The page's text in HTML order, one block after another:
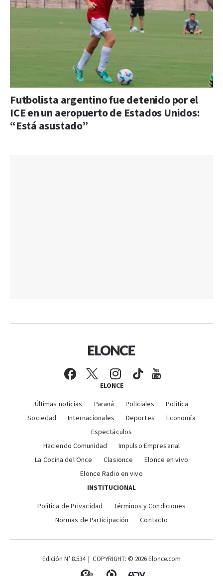
Futbolista argentino fue detenido por el
ICE en un aeropuerto de Estados Unidos:
“Está asustado”
ELONCE
Últimas noticias Paraná Policiales
Política
Sociedad
Internacionales Deportes
Economía
Espectáculos
Haciendo Comunidad
Impulso Empresarial
La Cocina del Once
Clasionce
Elonce en vivo
Elonce Radio en vivo
INSTITUCIONAL
Política de Privacidad
Términos y Condiciones
Normas de Participación
Contacto
Edición N° 8.534 | COPYRIGHT: © 2026 Elonce.com